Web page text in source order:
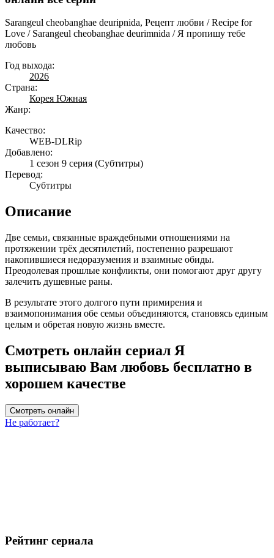
Sarangeul cheobanghae deuripnida, Рецепт любви / Recipe for
Love / Sarangeul cheobanghae deurimnida / Я пропишу тебе
любовь
Год выхода:
2026
Страна:
Корея Южная
Жанр:
Качество:
WEB-DLRip
Добавлено:
1 сезон 9 серия (Субтитры)
Перевод:
Субтитры
Описание
Две семьи, связанные враждебными отношениями на
протяжении трёх десятилетий, постепенно разрешают
накопившиеся недоразумения и взаимные обиды.
Преодолевая прошлые конфликты, они помогают друг другу
залечить душевные раны.
В результате этого долгого пути примирения и
взаимопонимания обе семьи объединяются, становясь единым
целым и обретая новую жизнь вместе.
Смотреть онлайн сериал Я
выписываю Вам любовь бесплатно в
хорошем качестве
Смотреть онлайн
Не работает?
Рейтинг сериала